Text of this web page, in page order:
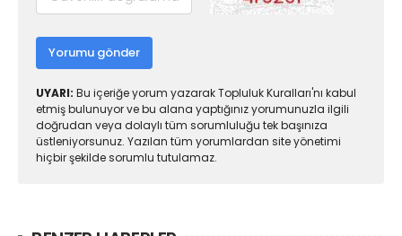
Yorumu gönder
UYARI: Bu içeriğe yorum yazarak Topluluk Kuralları'nı kabul
etmiş bulunuyor ve bu alana yaptığınız yorumunuzla ilgili
doğrudan veya dolaylı tüm sorumluluğu tek başınıza
üstleniyorsunuz. Yazılan tüm yorumlardan site yönetimi
hiçbir şekilde sorumlu tutulamaz.